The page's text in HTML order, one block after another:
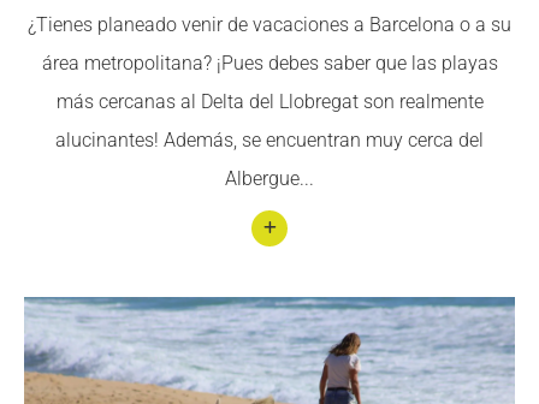
rued
as
¿Tienes planeado venir de vacaciones a Barcelona o a su
área metropolitana? ¡Pues debes saber que las playas
más cercanas al Delta del Llobregat son realmente
alucinantes! Además, se encuentran muy cerca del
Albergue...
nuar
llegin
t